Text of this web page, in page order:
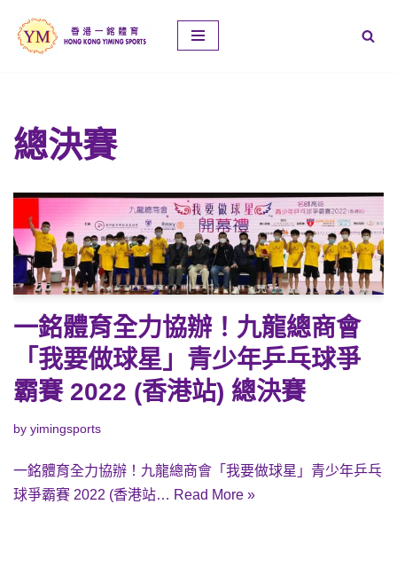
Skip
總決賽
一銘體育全力協辦！九龍總商會
「我要做球星」青少年乒乓球爭
霸賽 2022 (香港站) 總決賽
by yimingsports
一銘體育全力協辦！九龍總商會「我要做球星」青少年乒乓
球爭霸賽 2022 (香港站… Read More »